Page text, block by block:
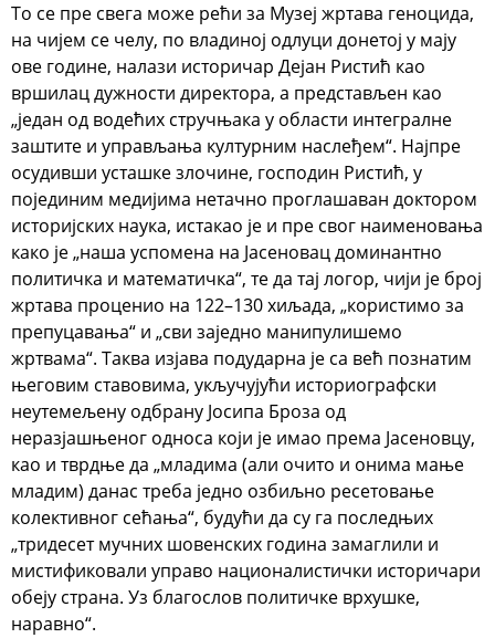
То се пре свега може рећи за Музеј жртава геноцида,
на чијем се челу, по владиној одлуци донетој у мају
ове године, налази историчар Дејан Ристић као
вршилац дужности директора, а представљен као
„један од водећих стручњака у области интегралне
заштите и управљања културним наслеђем“. Најпре
осудивши усташке злочине, господин Ристић, у
појединим медијима нетачно проглашаван доктором
историјских наука, истакао је и пре свог наименовања
како је „наша успомена на Јасеновац доминантно
политичка и математичка“, те да тај логор, чији је број
жртава проценио на 122–130 хиљада, „користимо за
препуцавања“ и „сви заједно манипулишемо
жртвама“. Таква изјава подударна је са већ познатим
његовим ставовима, укључујући историографски
неутемељену одбрану Јосипа Броза од
неразјашњеног односа који је имао према Јасеновцу,
као и тврдње да „младима (али очито и онима мање
младим) данас треба једно озбиљно ресетовање
колективног сећања“, будући да су га последњих
„тридесет мучних шовенских година замаглили и
мистификовали управо националистички историчари
обеју страна. Уз благослов политичке врхушке,
наравно“.